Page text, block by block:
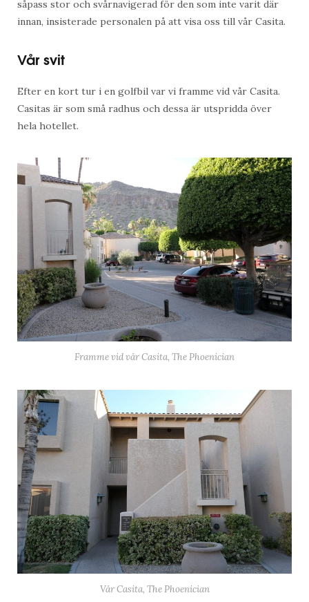
såpass stor och svårnavigerad för den som inte varit där
innan, insisterade personalen på att visa oss till vår Casita.
Vår svit
Efter en kort tur i en golfbil var vi framme vid vår Casita.
Casitas är som små radhus och dessa är utspridda över
hela hotellet.
Framme vid vår Casita, The Phoenician
Vår Casita, The Phoenician